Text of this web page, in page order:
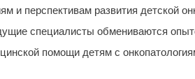
и перспективам развития детской
специалисты обмениваются
помощи детям с